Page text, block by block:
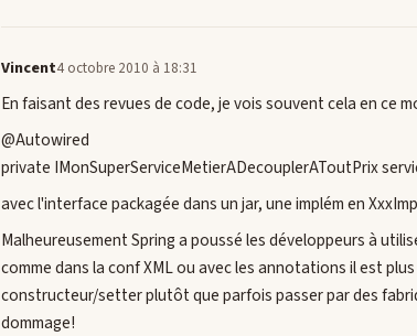
Vincent4 octobre 2010 à 18:31
En faisant des revues de code, je vois souvent cela en ce
@Autowired
private IMonSuperServiceMetierADecouplerAToutPrix
avec l'interface packagée dans un jar, une implém en
Malheureusement Spring a poussé les développeurs à
comme dans la conf XML ou avec les annotations il est
constructeur/setter plutôt que parfois passer par des
dommage!